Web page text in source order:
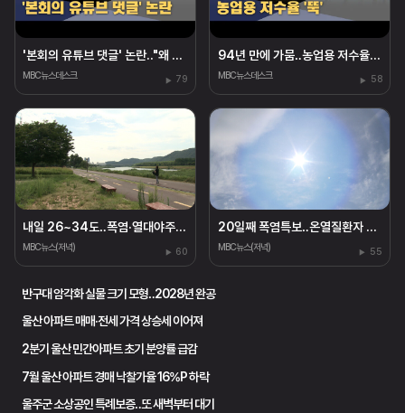
'본회의 유튜브 댓글' 논란.."왜 잘못이죠?"
MBC뉴스데스크 79
94년 만에 가뭄‥농업용 저수율 '뚝'
MBC뉴스데스크 58
내일 26~34도‥폭염·열대야주의보
MBC뉴스(저녁) 60
20일째 폭염특보‥온열질환자 110명
MBC뉴스(저녁) 55
반구대 암각화 실물 크기 모형‥2028년 완공
울산 아파트 매매·전세 가격 상승세 이어져
2분기 울산 민간아파트 초기 분양률 급감
7월 울산 아파트 경매 낙찰가율 16%P 하락
울주군 소상공인 특례보증‥또 새벽부터 대기